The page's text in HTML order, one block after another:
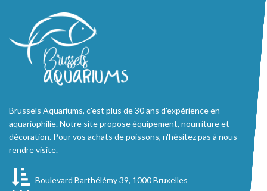
Brussels Aquariums, c'est plus de 30 ans d'expérience en
aquariophilie. Notre site propose équipement, nourriture et
décoration. Pour vos achats de poissons, n'hésitez pas à nous
rendre visite.
Boulevard Barthélémy 39, 1000 Bruxelles